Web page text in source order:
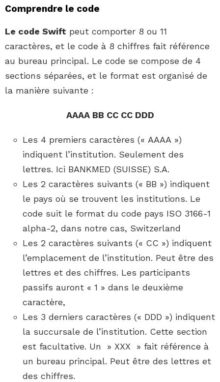
Comprendre le code
Le code Swift peut comporter 8 ou 11
caractères, et le code à 8 chiffres fait référence
au bureau principal. Le code se compose de 4
sections séparées, et le format est organisé de
la manière suivante :
AAAA BB CC CC DDD
Les 4 premiers caractères (« AAAA »)
indiquent l’institution. Seulement des
lettres. Ici BANKMED (SUISSE) S.A.
Les 2 caractères suivants (« BB ») indiquent
le pays où se trouvent les institutions. Le
code suit le format du code pays ISO 3166-1
alpha-2, dans notre cas, Switzerland
Les 2 caractères suivants (« CC ») indiquent
l’emplacement de l’institution. Peut être des
lettres et des chiffres. Les participants
passifs auront « 1 » dans le deuxième
caractère,
Les 3 derniers caractères (« DDD ») indiquent
la succursale de l’institution. Cette section
est facultative. Un » XXX » fait référence à
un bureau principal. Peut être des lettres et
des chiffres.